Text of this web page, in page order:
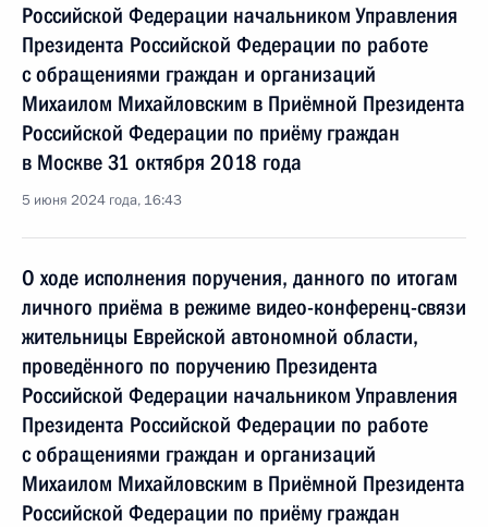
Российской Федерации начальником Управления
Президента Российской Федерации по работе
с обращениями граждан и организаций
Михаилом Михайловским в Приёмной Президента
Российской Федерации по приёму граждан
в Москве 31 октября 2018 года
5 июня 2024 года, 16:43
О ходе исполнения поручения, данного по итогам
личного приёма в режиме видео-конференц-связи
жительницы Еврейской автономной области,
проведённого по поручению Президента
Российской Федерации начальником Управления
Президента Российской Федерации по работе
с обращениями граждан и организаций
Михаилом Михайловским в Приёмной Президента
Российской Федерации по приёму граждан